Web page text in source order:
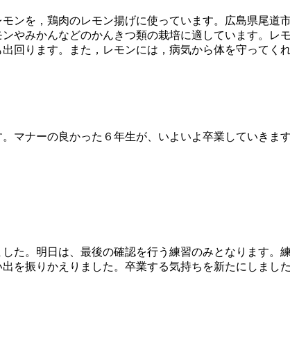
ンを，鶏肉のレモン揚げに使っています。広島県尾道
やみかんなどのかんきつ類の栽培に適しています。レ
回ります。また，レモンには，病気から体を守ってく
マナーの良かった６年生が、いよいよ卒業していきま
た。明日は、最後の確認を行う練習のみとなります。
を振りかえりました。卒業する気持ちを新たにしました